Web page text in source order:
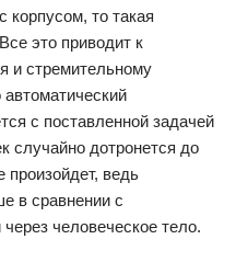
корпусом, то такая
это приводит к
и стремительному
с поставленной задачей
случайно дотронется до
произойдет, ведь
в сравнении с
человеческое тело.